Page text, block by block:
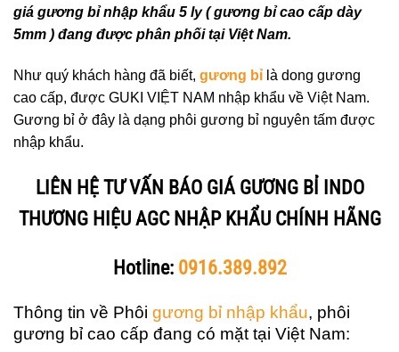
giá gương bỉ nhập khẩu 5 ly ( gương bỉ cao cấp dày
5mm ) đang được phân phối tại Việt Nam.
Như quý khách hàng đã biết, gương bỉ là dong gương
cao cấp, được GUKI VIỆT NAM nhập khẩu về Việt Nam.
Gương bỉ ở đây là dạng phôi gương bỉ nguyên tấm được
nhập khẩu.
LIÊN HỆ TƯ VẤN BÁO GIÁ GƯƠNG BỈ INDO
THƯƠNG HIỆU AGC NHẬP KHẨU CHÍNH HÃNG
Hotline: 0916.389.892
Thông tin về Phôi gương bỉ nhập khẩu, phôi
gương bỉ cao cấp đang có mặt tại Việt Nam: